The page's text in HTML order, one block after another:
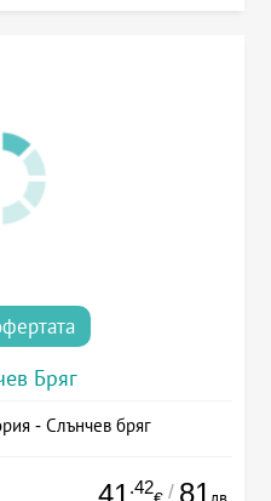
Бряг
- Слънчев бряг
41 .42 / 81